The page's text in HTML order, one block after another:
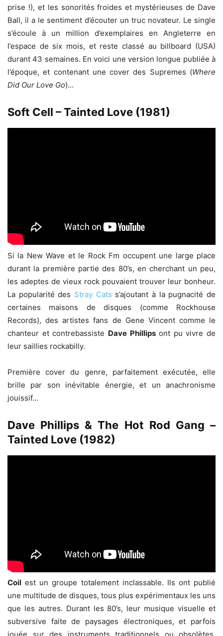
prise !), et les sonorités froides et mystérieuses de Dave
Ball, il a le sentiment d’écouter un truc novateur. Le single
s’écoule à un million d’exemplaires en Angleterre en
l’espace de six mois, et reste classé au billboard (USA)
durant 43 semaines. En voici une version longue publiée à
l’époque, et contenant une cover des Supremes (Where
Did Our Love Go)…
Soft Cell – Tainted Love (1981)
Si la New Wave et le Rock Fm occupent une large place
durant la première partie des 80’s, en cherchant un peu,
les adeptes de vieux rock pouvaient trouver leur bonheur.
La popularité des Stray Cats s’ajoutant à la pugnacité de
certaines maisons de disques (comme Rockhouse
Records), des artistes fans de Gene Vincent comme le
chanteur et contrebassiste Dave Phillipsont pu vivre de
leur saillies rockabilly.
Première cover du genre, parfaitement exécutée, elle
brille par son inévitable énergie, et un anachronisme
jouissif…
Dave Phillips & The Hot Rod Gang –
Tainted Love (1982)
Coil est un groupe totalement inclassable. Ils ont publié
une multitude de disques, tous plus expérimentaux les uns
que les autres. Durant les 80’s, leur musique visuelle et
subversive faite de paysages électroniques, et parfois